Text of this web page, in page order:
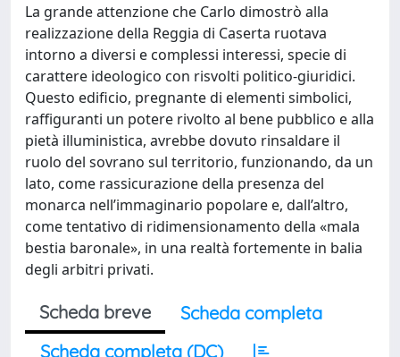
La grande attenzione che Carlo dimostrò alla
realizzazione della Reggia di Caserta ruotava
intorno a diversi e complessi interessi, specie di
carattere ideologico con risvolti politico-giuridici.
Questo edificio, pregnante di elementi simbolici,
raffiguranti un potere rivolto al bene pubblico e alla
pietà illuministica, avrebbe dovuto rinsaldare il
ruolo del sovrano sul territorio, funzionando, da un
lato, come rassicurazione della presenza del
monarca nell’immaginario popolare e, dall’altro,
come tentativo di ridimensionamento della «mala
bestia baronale», in una realtà fortemente in balia
degli arbitri privati.
Scheda breve
Scheda completa
Scheda completa (DC)